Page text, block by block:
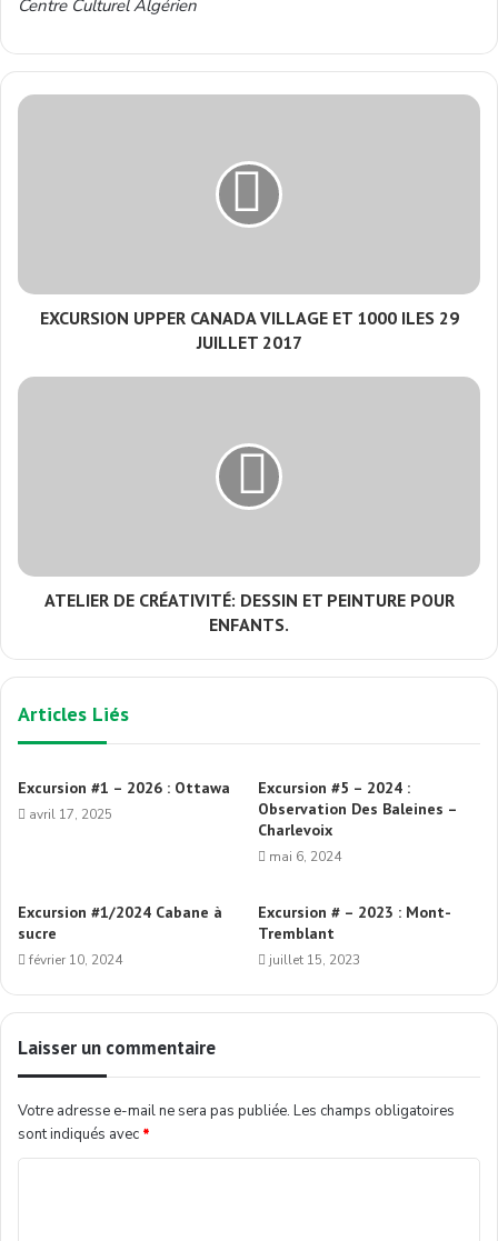
Centre Culturel Algérien
EXCURSION UPPER CANADA VILLAGE ET 1000 ILES 29
JUILLET 2017
ATELIER DE CRÉATIVITÉ: DESSIN ET PEINTURE POUR
ENFANTS.
Articles Liés
Excursion #1 – 2026 : Ottawa
avril 17, 2025
Excursion #5 – 2024 :
Observation Des Baleines –
Charlevoix
mai 6, 2024
Excursion #1/2024 Cabane à
sucre
février 10, 2024
Excursion # – 2023 : Mont-
Tremblant
juillet 15, 2023
Laisser un commentaire
Votre adresse e-mail ne sera pas publiée. Les champs obligatoires
sont indiqués avec *